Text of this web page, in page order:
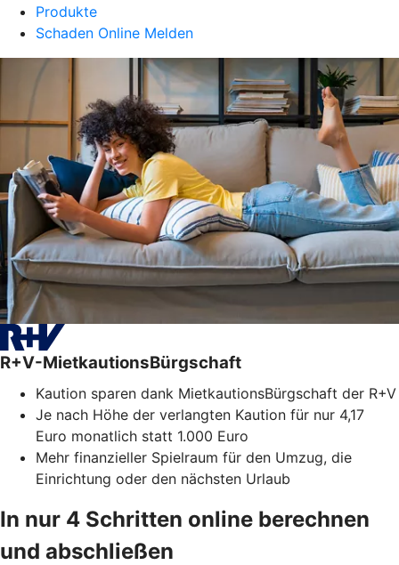
Produkte
Schaden Online Melden
R+V-MietkautionsBürgschaft
Kaution sparen dank MietkautionsBürgschaft der R+V
Je nach Höhe der verlangten Kaution für nur 4,17
Euro monatlich statt 1.000 Euro
Mehr finanzieller Spielraum für den Umzug, die
Einrichtung oder den nächsten Urlaub
In nur 4 Schritten online berechnen
und abschließen